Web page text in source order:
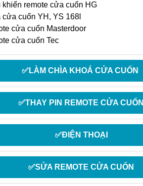
remote cửa cuốn HG
cửa cuốn YH, YS 168l
cửa cuốn Masterdoor
cửa cuốn Tec
✅LÀM CHÌA KHOÁ CỬA CUỐN
✅THAY PIN REMOTE CỬA CUỐN
✅ĐIỆN THOẠI
✅SỬA REMOTE CỬA CUỐN